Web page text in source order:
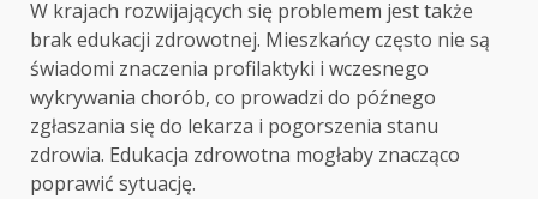
W krajach rozwijających się problemem jest także
brak edukacji zdrowotnej. Mieszkańcy często nie są
świadomi znaczenia profilaktyki i wczesnego
wykrywania chorób, co prowadzi do późnego
zgłaszania się do lekarza i pogorszenia stanu
zdrowia. Edukacja zdrowotna mogłaby znacząco
poprawić sytuację.